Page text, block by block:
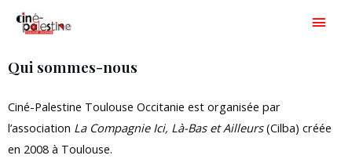
Aller
Qui sommes-nous
Ciné-Palestine Toulouse Occitanie est organisée par
l’association La Compagnie Ici, Là-Bas et Ailleurs (Cilba) créée
en 2008 à Toulouse.